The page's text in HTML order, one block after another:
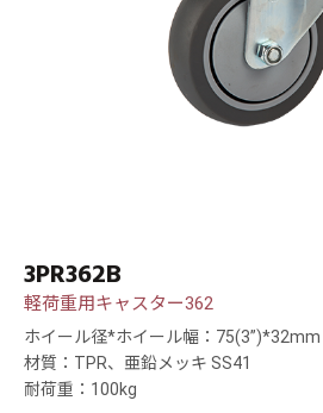
3PR362B
軽荷重用キャスター362
ホイール径*ホイール幅：75(3”)*32mm
材質：TPR、亜鉛メッキ SS41
耐荷重：100kg